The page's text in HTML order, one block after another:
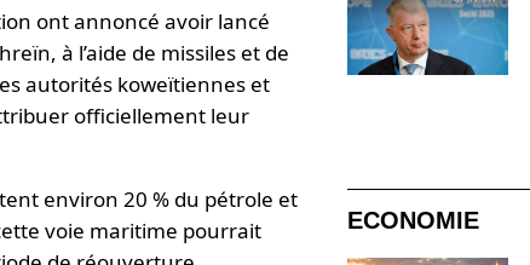
ont annoncé avoir lancé
à l’aide de missiles et de
autorités koweïtiennes et
officiellement leur
environ 20 % du pétrole et
voie maritime pourrait
ECONOMIE